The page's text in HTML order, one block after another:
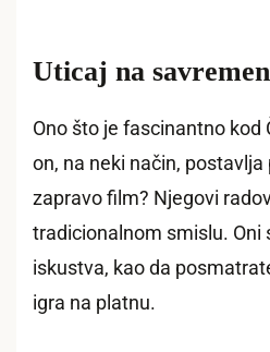
Uticaj na
Ono što je fascinantno kod
on, na neki način,
zapravo film? Njegovi
tradicionalnom smislu. Oni
iskustva, kao da
igra na platnu.